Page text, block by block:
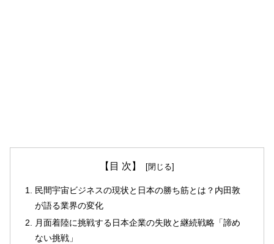
【目 次】
民間宇宙ビジネスの現状と日本の勝ち筋とは？内田敦
が語る業界の変化
月面着陸に挑戦する日本企業の失敗と継続戦略「諦め
ない挑戦」